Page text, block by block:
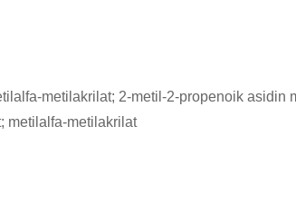
metilakrilat; 2-metil-2-propenoik
metilalfa-metilakrilat